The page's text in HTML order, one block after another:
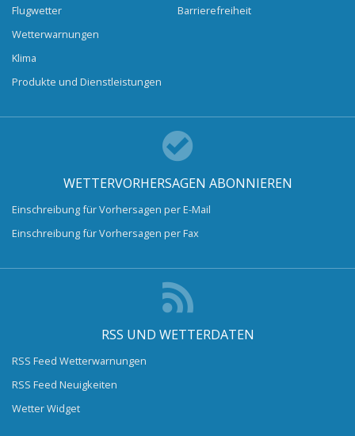
Flugwetter
Wetterwarnungen
Klima
Produkte und Dienstleistungen
Barrierefreiheit
WETTERVORHERSAGEN ABONNIEREN
Einschreibung für Vorhersagen per E-Mail
Einschreibung für Vorhersagen per Fax
RSS UND WETTERDATEN
RSS Feed Wetterwarnungen
RSS Feed Neuigkeiten
Wetter Widget